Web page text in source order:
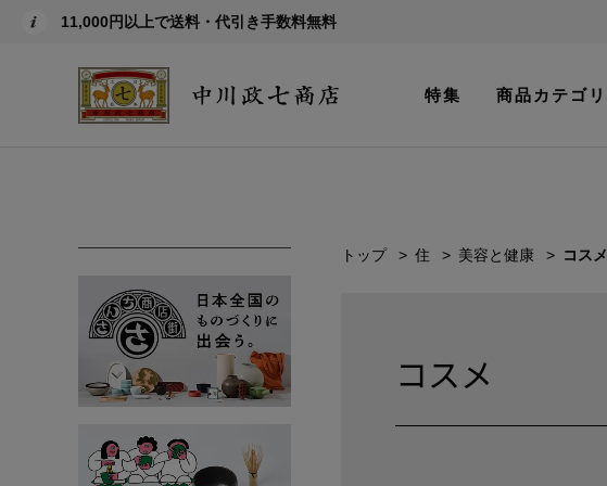
11,000円以上で送料・代引き手数料無料
特集 商品カテゴリ
トップ 住 美容と健康 コスメ
コスメ